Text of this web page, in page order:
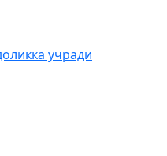
учради